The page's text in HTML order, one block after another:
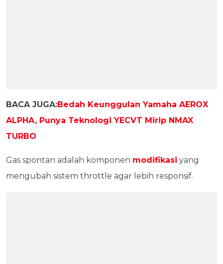
BACA JUGA:Bedah Keunggulan Yamaha AEROX
ALPHA, Punya Teknologi YECVT Mirip NMAX
TURBO
Gas spontan adalah komponen modifikasi yang
mengubah sistem throttle agar lebih responsif.